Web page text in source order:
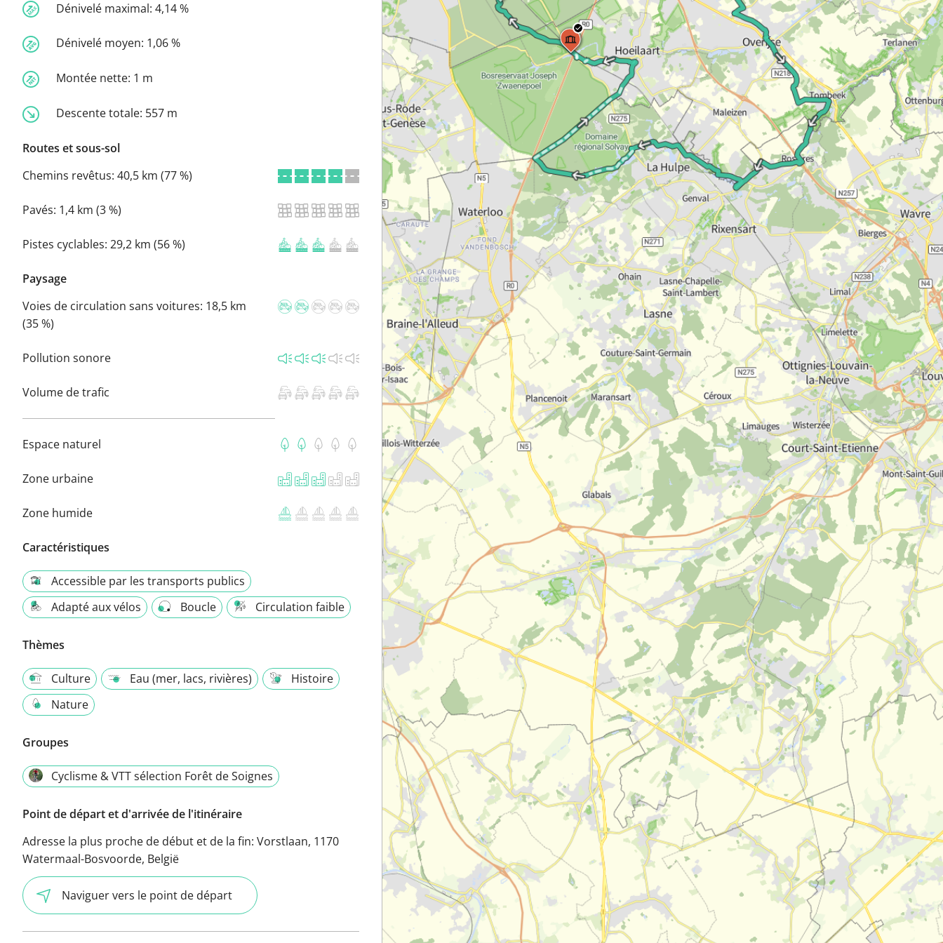
Dénivelé maximal: 4,14 %
Dénivelé moyen: 1,06 %
Montée nette: 1 m
Descente totale: 557 m
Routes et sous-sol
Chemins revêtus: 40,5 km (77 %)
Pavés: 1,4 km (3 %)
Pistes cyclables: 29,2 km (56 %)
Paysage
Voies de circulation sans voitures: 18,5 km
(35 %)
Pollution sonore
Volume de trafic
Espace naturel
Zone urbaine
Zone humide
Caractéristiques
Accessible par les transports publics
Adapté aux vélos
Boucle Circulation faible
Thèmes
Culture Eau (mer, lacs, rivières)
Histoire
Nature
Groupes
Cyclisme & VTT sélection Forêt de Soignes
Point de départ et d'arrivée de l'itinéraire
Adresse la plus proche de début et de la fin: Vorstlaan, 1170
Watermaal-Bosvoorde, België
Naviguer vers le point de départ